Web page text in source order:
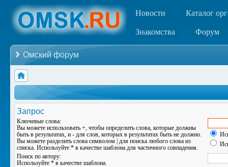
Новости Каталог
Знакомства Форум
Омский форум
Запрос
Ключевые слова:
Вы можете использовать +, чтобы определить слова, которые должны
быть в результатах, и - для слов, которых в результатах быть не должно.
Вы можете разделить слова символом для поиска любого слова из
списка. Используйте * в качестве шаблона для частичного совпадения.
Поиск по автору:
Используйте * в качестве шаблона.